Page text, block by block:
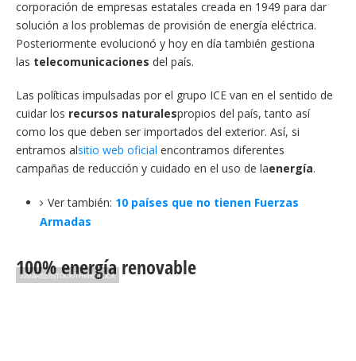
corporación de empresas estatales creada en 1949 para dar
solución a los problemas de provisión de energía eléctrica.
Posteriormente evolucionó y hoy en día también gestiona
las telecomunicaciones del país.
Las políticas impulsadas por el grupo ICE van en el sentido de
cuidar los recursos naturalespropios del país, tanto así
como los que deben ser importados del exterior. Así, si
entramos alsitio web oficial encontramos diferentes
campañas de reducción y cuidado en el uso de laenergía.
Ver también: 10 países que no tienen Fuerzas
Armadas
100% energía renovable
JJMAREE/ISTOCK/THINKSTOCK